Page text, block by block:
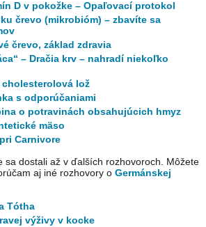
D v pokožke – Opaľovací protokol
črevo (mikrobióm) – zbavíte sa
črevo, základ zdravia
– Dračia krv – nahradí niekoľko
lož
s odporúčaniami
o potravinách obsahujúcich hmyz
mäso
Carnivore
sa dostali až v ďalších rozhovoroch. Môžete
aj iné rozhovory o Germánskej
Tótha
výživy v kocke